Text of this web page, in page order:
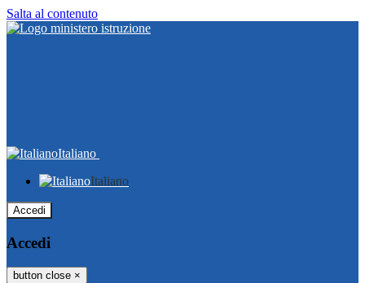
Salta al contenuto
Italiano
Italiano
Accedi
Accedi
button close ×